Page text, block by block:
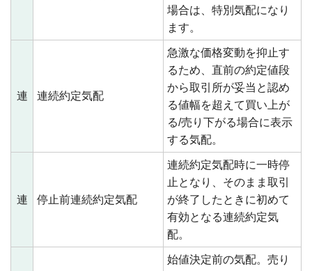
場合は、特別気配になり
ます。
連 連続約定気配
急激な価格変動を抑止す
るため、直前の約定値段
から取引所が妥当と認め
る値幅を超えて買い上が
る/売り下がる場合に表示
する気配。
連 停止前連続約定気配
連続約定気配時に一時停
止となり、そのまま取引
が終了したときに初めて
有効となる連続約定気
配。
始値決定前の気配。売り